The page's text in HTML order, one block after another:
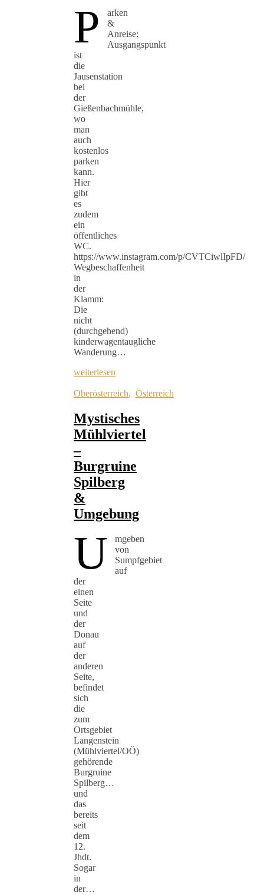
P
arken
&
Anreise:
Ausgangspunkt
ist
die
Jausenstation
bei
der
Gießenbachmühle,
wo
man
auch
kostenlos
parken
kann.
Hier
gibt
es
zudem
ein
öffentliches
WC.
https://www.instagram.com/p/CVTCiwlIpFD/
Wegbeschaffenheit
in
der
Klamm:
Die
nicht
(durchgehend)
kinderwagentaugliche
Wanderung…
weiterlesen
Oberösterreich, Österreich
Mystisches
Mühlviertel
–
Burgruine
Spilberg
&
Umgebung
U
mgeben
von
Sumpfgebiet
auf
der
einen
Seite
und
der
Donau
auf
der
anderen
Seite,
befindet
sich
die
zum
Ortsgebiet
Langenstein
(Mühlviertel/OÖ)
gehörende
Burgruine
Spilberg…
und
das
bereits
seit
dem
12.
Jhdt.
Sogar
in
der…